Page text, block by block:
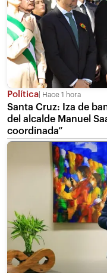
Política Hace 1 hora
Santa Cruz: Iza de
del alcalde Manuel
coordinada”